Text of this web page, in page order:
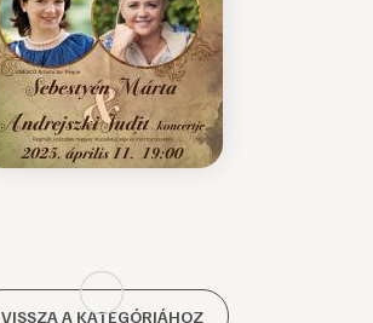
VISSZA A KATEGÓRIÁHOZ